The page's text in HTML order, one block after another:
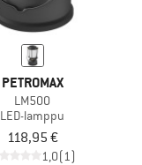
PETROMAX
LM500
LED-lamppu
118,95 €
1,0(1)